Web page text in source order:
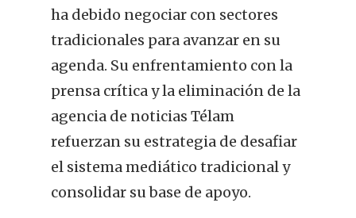
ha debido negociar con sectores
tradicionales para avanzar en su
agenda. Su enfrentamiento con la
prensa crítica y la eliminación de la
agencia de noticias Télam
refuerzan su estrategia de desafiar
el sistema mediático tradicional y
consolidar su base de apoyo.